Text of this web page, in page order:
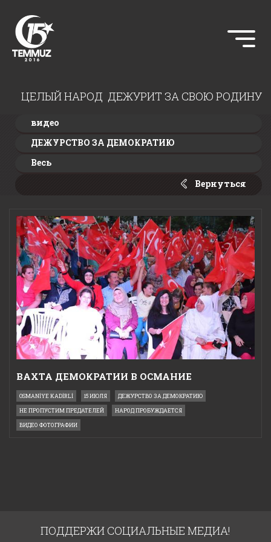
ЦЕЛЫЙ НАРОД ДЕЖУРИТ ЗА СВОЮ РОДИНУ
видео
ДЕЖУРСТВО ЗА ДЕМОКРАТИЮ
Весь
Вернуться
ВАХТА ДЕМОКРАТИИ В ОСМАНИЕ
OSMANİYE KADİRLİ 15 ИЮЛЯ ДЕЖУРСТВО ЗА ДЕМОКРАТИЮ
НЕ ПРОПУСТИМ ПРЕДАТЕЛЕЙ НАРОД ПРОБУЖДАЕТСЯ
ВИДЕО ФОТОГРАФИИ
ПОДДЕРЖИ СОЦИАЛЬНЫЕ МЕДИА!